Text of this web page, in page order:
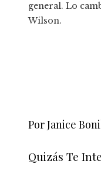
general. Lo
Wilson.
Por Janice
Quizás Te